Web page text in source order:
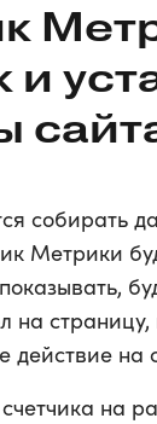
и
собирать
Метрики
на
действие
на